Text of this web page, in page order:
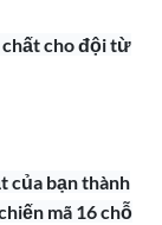
cho đội từ
của bạn thành
mã 16 chỗ